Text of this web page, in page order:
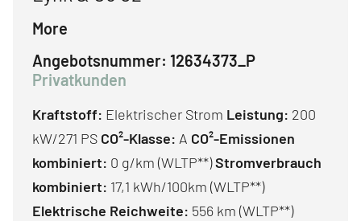
More
Angebotsnummer: 12634373_P
Privatkunden
Kraftstoff: Elektrischer Strom Leistung: 200
kW/271 PS CO²-Klasse: A CO²-Emissionen
kombiniert: 0 g/km (WLTP**)Stromverbrauch
kombiniert: 17,1 kWh/100km (WLTP**)
Elektrische Reichweite: 556 km (WLTP**)